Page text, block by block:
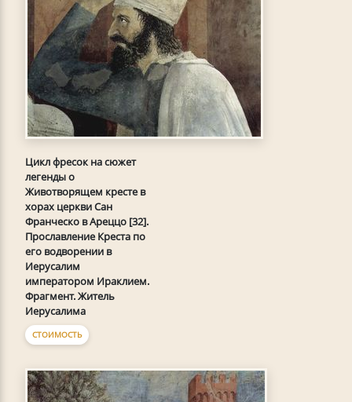
Цикл фресок на сюжет
легенды о
Животворящем кресте в
хорах церкви Сан
Франческо в Ареццо [32].
Прославление Креста по
его водворении в
Иерусалим
императором Ираклием.
Фрагмент. Житель
Иерусалима
СТОИМОСТЬ